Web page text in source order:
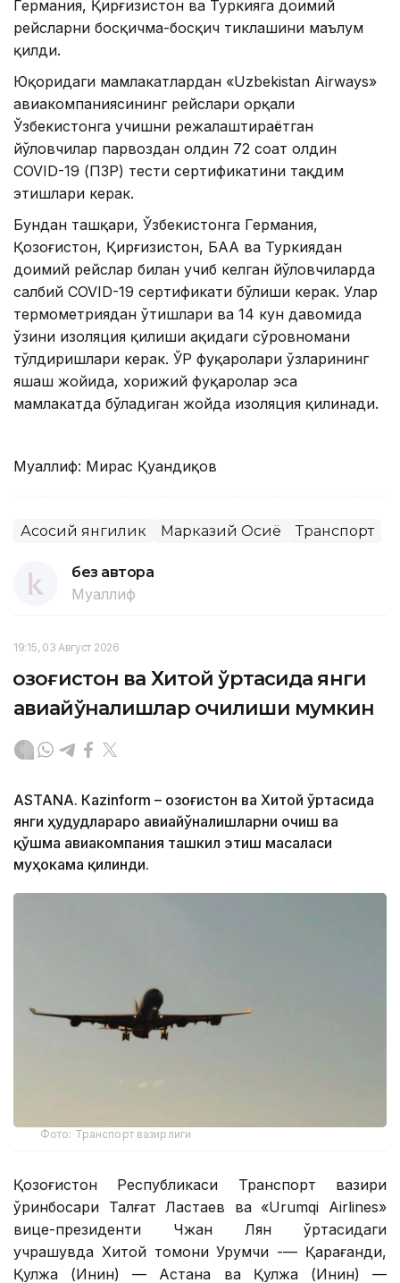
Германия, Қирғизистон ва Туркияга доимий
рейсларни босқичма-босқич тиклашини маълум
қилди.
Юқоридаги мамлакатлардан «Uzbekistan Airways»
авиакомпаниясининг рейслари орқали
Ўзбекистонга учишни режалаштираётган
йўловчилар парвоздан олдин 72 соат олдин
COVID-19 (ПЗР) тести сертификатини тақдим
этишлари керак.
Бундан ташқари, Ўзбекистонга Германия,
Қозоғистон, Қирғизистон, БАА ва Туркиядан
доимий рейслар билан учиб келган йўловчиларда
салбий COVID-19 сертификати бўлиши керак. Улар
термометриядан ўтишлари ва 14 кун давомида
ўзини изоляция қилиши ҳақидаги сўровномани
тўлдиришлари керак. ЎР фуқаролари ўзларининг
яшаш жойида, хорижий фуқаролар эса
мамлакатда бўладиган жойда изоляция қилинади.
Муаллиф: Мирас Қуандиқов
Асосий янгилик Марказий Осиё Транспорт
без автора
Муаллиф
19:15, 03 Август 2026
Қозоғистон ва Хитой ўртасида янги
авиайўналишлар очилиши мумкин
ASTANА. Кazinform – Қозоғистон ва Хитой ўртасида
янги ҳудудлараро авиайўналишларни очиш ва
қўшма авиакомпания ташкил этиш масаласи
муҳокама қилинди.
Фото: Транспорт вазирлиги
Қозоғистон Республикаси Транспорт вазири
ўринбосари Талғат Ластаев ва «Urumqi Airlines»
вице-президенти Чжан Лян ўртасидаги
учрашувда Хитой томони Урумчи -— Қарағанди,
Қулжа (Инин) — Астана ва Қулжа (Инин) —